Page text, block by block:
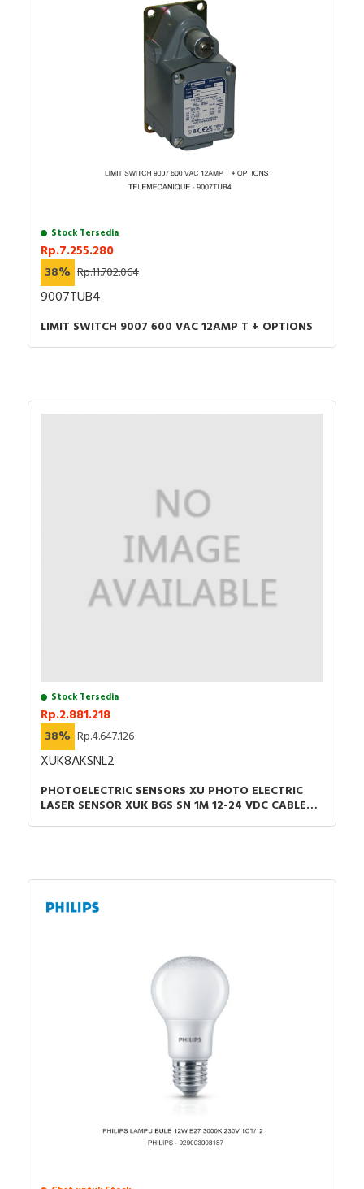
Stock Tersedia
Rp.7.255.280
38% Rp.11.702.064
9007TUB4
LIMIT SWITCH 9007 600 VAC 12AMP T + OPTIONS
Stock Tersedia
Rp.2.881.218
38% Rp.4.647.126
XUK8AKSNL2
PHOTOELECTRIC SENSORS XU PHOTO ELECTRIC
LASER SENSOR XUK BGS SN 1M 12-24 VDC CABLE